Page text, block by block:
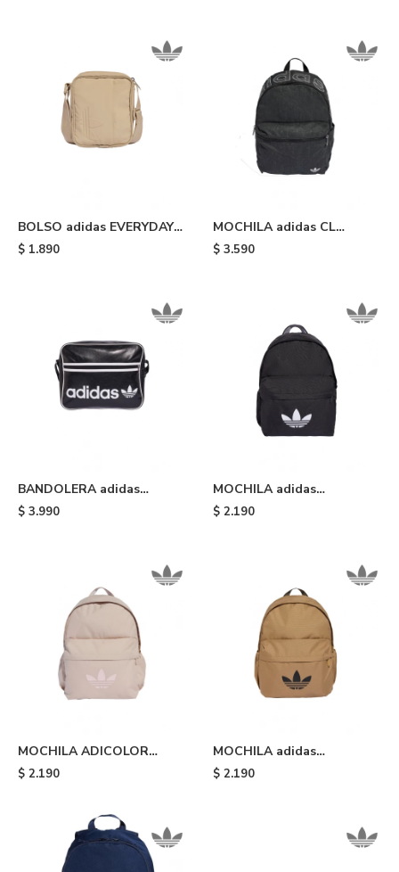
BOLSO adidas EVERYDAY
ICONS - Beige
$ 1.890
MOCHILA adidas CL
WASHED EFFECT - Black
$ 3.590
BANDOLERA adidas
AIRLINER OG - Black
$ 3.990
MOCHILA adidas
ADICOLOR CLASSIC -
$ 2.190
MOCHILA ADICOLOR
CLASSIC adidas - Pink
$ 2.190
MOCHILA adidas
ADICOLOR CLASSIC -
$ 2.190